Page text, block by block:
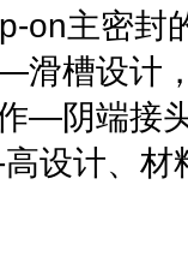
on主密封
滑槽设计
—阴端接
设计、材